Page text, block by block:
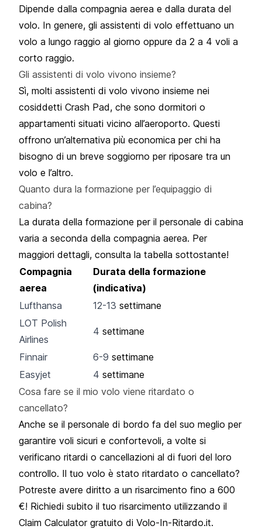
Dipende dalla compagnia aerea e dalla durata del
volo. In genere, gli assistenti di volo effettuano un
volo a lungo raggio al giorno oppure da 2 a 4 voli a
corto raggio.
Gli assistenti di volo vivono insieme?
Sì, molti assistenti di volo vivono insieme nei
cosiddetti Crash Pad, che sono dormitori o
appartamenti situati vicino all’aeroporto. Questi
offrono un’alternativa più economica per chi ha
bisogno di un breve soggiorno per riposare tra un
volo e l’altro.
Quanto dura la formazione per l’equipaggio di
cabina?
La durata della formazione per il personale di cabina
varia a seconda della compagnia aerea. Per
maggiori dettagli, consulta la tabella sottostante!
Compagnia
aerea
Durata della formazione
(indicativa)
Lufthansa
12-13 settimane
LOT Polish
Airlines
4 settimane
Finnair 6-9 settimane
Easyjet
4 settimane
Cosa fare se il mio volo viene ritardato o
cancellato?
Anche se il personale di bordo fa del suo meglio per
garantire voli sicuri e confortevoli, a volte si
verificano ritardi o cancellazioni al di fuori del loro
controllo. Il tuo volo è stato ritardato o cancellato?
Potreste avere diritto a un risarcimento fino a 600
€! Richiedi subito il tuo risarcimento utilizzando il
Claim Calculator gratuito di Volo-In-Ritardo.it.